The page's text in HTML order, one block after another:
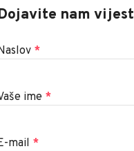
nam vijest
*
ime *
mail *